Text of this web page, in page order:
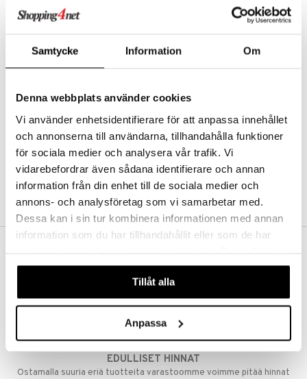
Samtycke Information Om
Denna webbplats använder cookies
Vi använder enhetsidentifierare för att anpassa innehållet
och annonserna till användarna, tillhandahålla funktioner
för sociala medier och analysera vår trafik. Vi
vidarebefordrar även sådana identifierare och annan
information från din enhet till de sociala medier och
annons- och analysföretag som vi samarbetar med.
Dessa kan i sin tur kombinera informationen med annan
information som du har tillhandahållit eller som de har
våra cookies vid fortsatt användande av vår webbplats.
Tillåt alla
Anpassa
Luo uusi asiakas
Hyviä tarjouksia
Kestotilaus
Arvostele tuotteita
Toivelistat
LUO ASIAKAS
Aina maksuton vaihtoehto, huolimatta siitä ostatko yksittäisen
tuotteen tai koko tilauksellesi joka ylittää 50 €.
NOPEAT TOIMITUKSET
Ennen kello 13.00 tehdyt tilaukset lähetetään normaalisti samana
EDULLISET HINNAT
Ostamalla suuria eriä tuotteita varastoomme voimme pitää hinnat